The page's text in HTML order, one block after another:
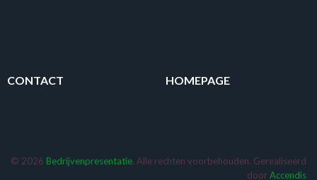
CONTACT HOMEPAGE
© 2026 Bedrijvenpresentatie. Alle rechten voorbehouden. Gerealiseerd
doorAccendis